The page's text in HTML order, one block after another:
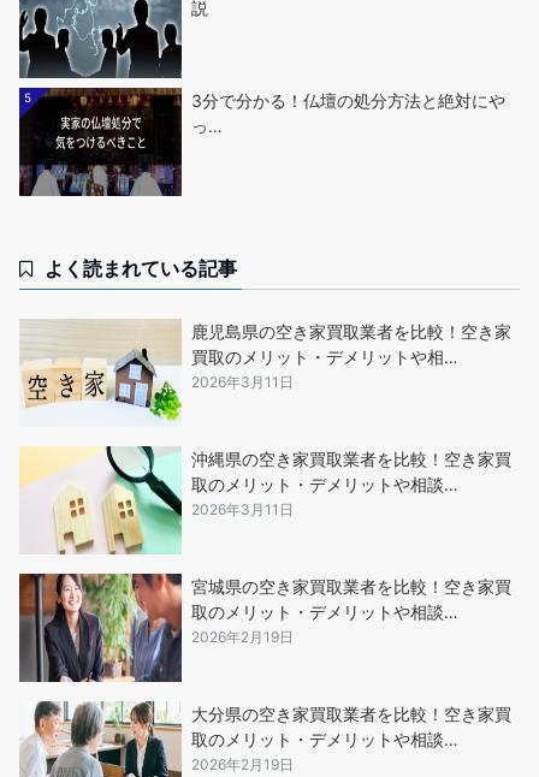
説
5
3分で分かる！仏壇の処分方法と絶対にや
っ…
よく読まれている記事
鹿児島県の空き家買取業者を比較！空き家
買取のメリット・デメリットや相…
2026年3月11日
沖縄県の空き家買取業者を比較！空き家買
取のメリット・デメリットや相談…
2026年3月11日
宮城県の空き家買取業者を比較！空き家買
取のメリット・デメリットや相談…
2026年2月19日
大分県の空き家買取業者を比較！空き家買
取のメリット・デメリットや相談…
2026年2月19日